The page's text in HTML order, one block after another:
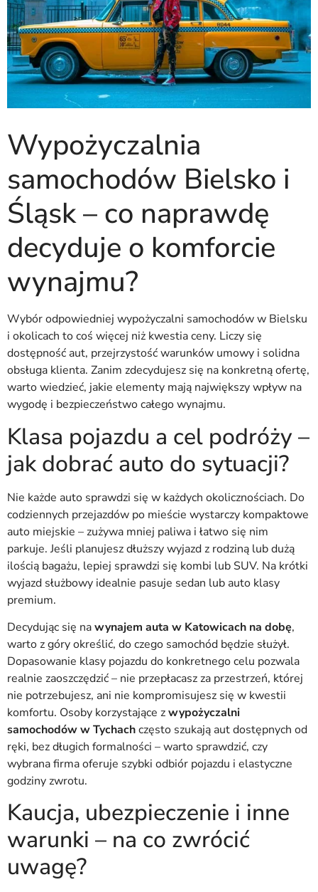
Wypożyczalnia
samochodów Bielsko i
Śląsk – co naprawdę
decyduje o komforcie
wynajmu?
Wybór odpowiedniej wypożyczalni samochodów w Bielsku
i okolicach to coś więcej niż kwestia ceny. Liczy się
dostępność aut, przejrzystość warunków umowy i solidna
obsługa klienta. Zanim zdecydujesz się na konkretną ofertę,
warto wiedzieć, jakie elementy mają największy wpływ na
wygodę i bezpieczeństwo całego wynajmu.
Klasa pojazdu a cel podróży –
jak dobrać auto do sytuacji?
Nie każde auto sprawdzi się w każdych okolicznościach. Do
codziennych przejazdów po mieście wystarczy kompaktowe
auto miejskie – zużywa mniej paliwa i łatwo się nim
parkuje. Jeśli planujesz dłuższy wyjazd z rodziną lub dużą
ilością bagażu, lepiej sprawdzi się kombi lub SUV. Na krótki
wyjazd służbowy idealnie pasuje sedan lub auto klasy
premium.
Decydując się nawynajem auta w Katowicach na dobę,
warto z góry określić, do czego samochód będzie służył.
Dopasowanie klasy pojazdu do konkretnego celu pozwala
realnie zaoszczędzić – nie przepłacasz za przestrzeń, której
nie potrzebujesz, ani nie kompromisujesz się w kwestii
komfortu. Osoby korzystające zwypożyczalni
samochodów w Tychachczęsto szukają aut dostępnych od
ręki, bez długich formalności – warto sprawdzić, czy
wybrana firma oferuje szybki odbiór pojazdu i elastyczne
godziny zwrotu.
Kaucja, ubezpieczenie i inne
warunki – na co zwrócić
uwagę?